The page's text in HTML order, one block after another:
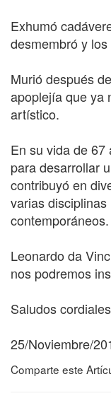
Exhumó
desmembró y
Murió después
apoplejía que ya
artístico.
En su vida de
para desarrollar
contribuyó en
varias
contemporáneos.
Leonardo da
nos podremos
Saludos
25/Noviembre/
Comparte este